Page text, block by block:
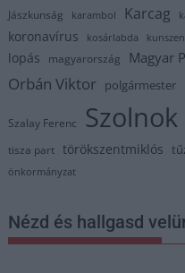
Jászkunság karambol Karcag
koronavírus kosárlabda
lopás magyarország Magyar
Orbán Viktor polgármester
Szalay Ferenc Szolnok
tisza part törökszentmiklós
önkormányzat
Nézd és hallgasd